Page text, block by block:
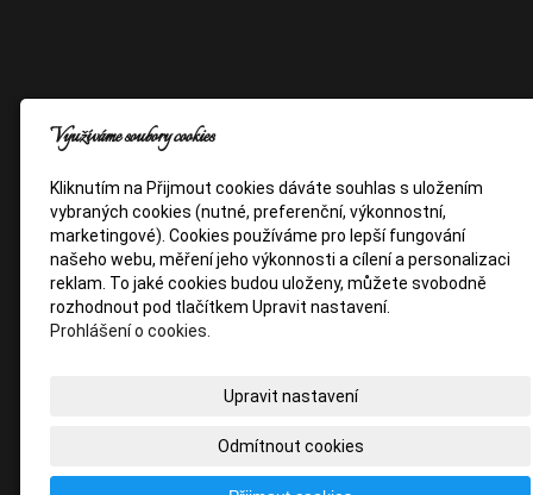
Využíváme soubory cookies
Kliknutím na Přijmout cookies dáváte souhlas s uložením
vybraných cookies (nutné, preferenční, výkonnostní,
marketingové). Cookies používáme pro lepší fungování
našeho webu, měření jeho výkonnosti a cílení a personalizaci
reklam. To jaké cookies budou uloženy, můžete svobodně
rozhodnout pod tlačítkem Upravit nastavení.
Prohlášení o cookies.
Upravit nastavení
Odmítnout cookies